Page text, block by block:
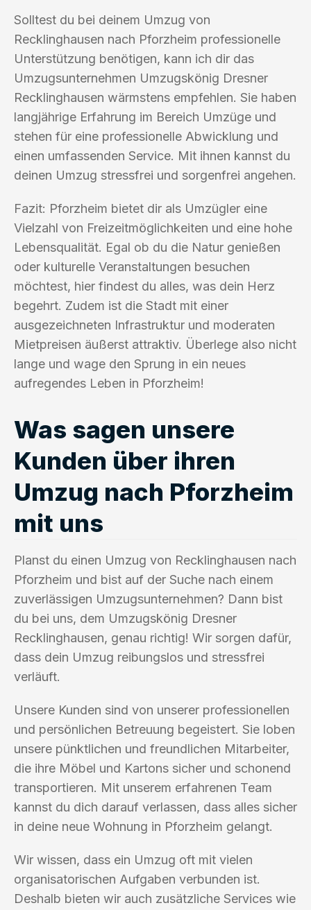
Solltest du bei deinem Umzug von
Recklinghausen nach Pforzheim professionelle
Unterstützung benötigen, kann ich dir das
Umzugsunternehmen Umzugskönig Dresner
Recklinghausen wärmstens empfehlen. Sie haben
langjährige Erfahrung im Bereich Umzüge und
stehen für eine professionelle Abwicklung und
einen umfassenden Service. Mit ihnen kannst du
deinen Umzug stressfrei und sorgenfrei angehen.
Fazit: Pforzheim bietet dir als Umzügler eine
Vielzahl von Freizeitmöglichkeiten und eine hohe
Lebensqualität. Egal ob du die Natur genießen
oder kulturelle Veranstaltungen besuchen
möchtest, hier findest du alles, was dein Herz
begehrt. Zudem ist die Stadt mit einer
ausgezeichneten Infrastruktur und moderaten
Mietpreisen äußerst attraktiv. Überlege also nicht
lange und wage den Sprung in ein neues
aufregendes Leben in Pforzheim!
Was sagen unsere
Kunden über ihren
Umzug nach Pforzheim
mit uns
Planst du einen Umzug von Recklinghausen nach
Pforzheim und bist auf der Suche nach einem
zuverlässigen Umzugsunternehmen? Dann bist
du bei uns, dem Umzugskönig Dresner
Recklinghausen, genau richtig! Wir sorgen dafür,
dass dein Umzug reibungslos und stressfrei
verläuft.
Unsere Kunden sind von unserer professionellen
und persönlichen Betreuung begeistert. Sie loben
unsere pünktlichen und freundlichen Mitarbeiter,
die ihre Möbel und Kartons sicher und schonend
transportieren. Mit unserem erfahrenen Team
kannst du dich darauf verlassen, dass alles sicher
in deine neue Wohnung in Pforzheim gelangt.
Wir wissen, dass ein Umzug oft mit vielen
organisatorischen Aufgaben verbunden ist.
Deshalb bieten wir auch zusätzliche Services wie